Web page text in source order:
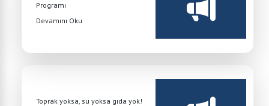
Programı
Devamını Oku
Toprak yoksa, su yoksa gıda yok!